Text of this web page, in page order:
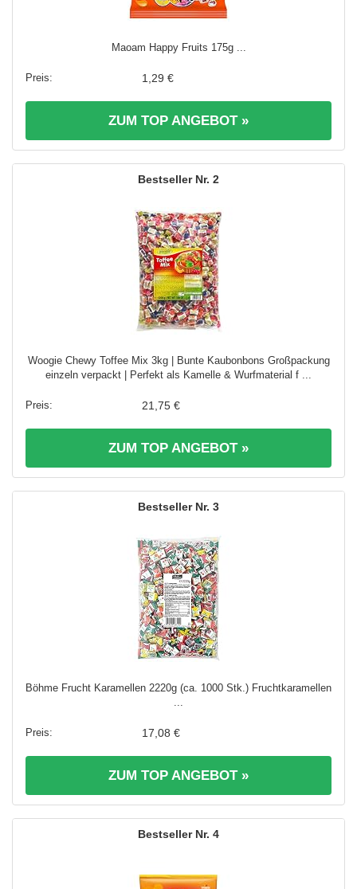
Maoam Happy Fruits 175g ...
1,29 €
ZUM TOP ANGEBOT »
2
Woogie Chewy Toffee Mix 3kg | Bunte Kaubonbons Großpackung
einzeln verpackt | Perfekt als Kamelle & Wurfmaterial f ...
21,75 €
ZUM TOP ANGEBOT »
3
Böhme Frucht Karamellen 2220g (ca. 1000 Stk.) Fruchtkaramellen
...
17,08 €
ZUM TOP ANGEBOT »
4